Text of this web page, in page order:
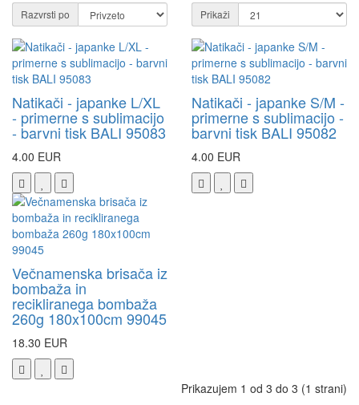
Razvrsti po Prikaži
Natikači - japanke L/XL
- primerne s sublimacijo
- barvni tisk BALI 95083
4.00 EUR
Natikači - japanke S/M -
primerne s sublimacijo -
barvni tisk BALI 95082
4.00 EUR
Večnamenska brisača iz
bombaža in
recikliranega bombaža
260g 180x100cm 99045
18.30 EUR
Prikazujem 1 od 3 do 3 (1 strani)